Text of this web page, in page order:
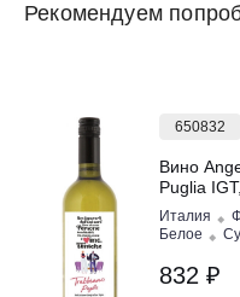
Рекомендуем
650832
Вино
Puglia
Италия
Белое
832 ₽